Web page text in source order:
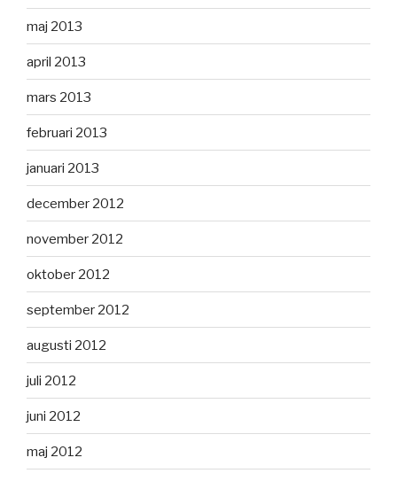
maj 2013
april 2013
mars 2013
februari 2013
januari 2013
december 2012
november 2012
oktober 2012
september 2012
augusti 2012
juli 2012
juni 2012
maj 2012